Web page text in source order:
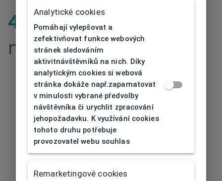
404| Stránka
nenalezena
Analytické cookies
Pomáhají vylepšovat a
zefektivňovat funkce webových
stránek sledováním
aktivitnávštěvníků na nich. Díky
analytickým cookies si webová
stránka dokáže např.zapamatovat
v minulosti vybrané předvolby
návštěvníka či urychlit zpracování
jehopožadavku. K využívání cookies
tohoto druhu potřebuje
provozovatel webu souhlas
Remarketingové cookies